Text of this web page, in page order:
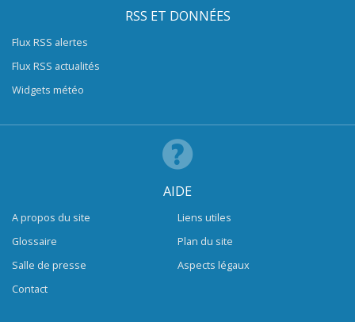
RSS ET DONNÉES
Flux RSS alertes
Flux RSS actualités
Widgets météo
AIDE
A propos du site
Glossaire
Salle de presse
Contact
Liens utiles
Plan du site
Aspects légaux